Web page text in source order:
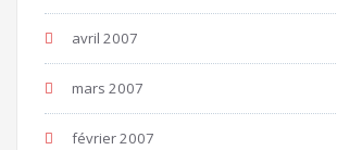
avril 2007
mars 2007
février 2007